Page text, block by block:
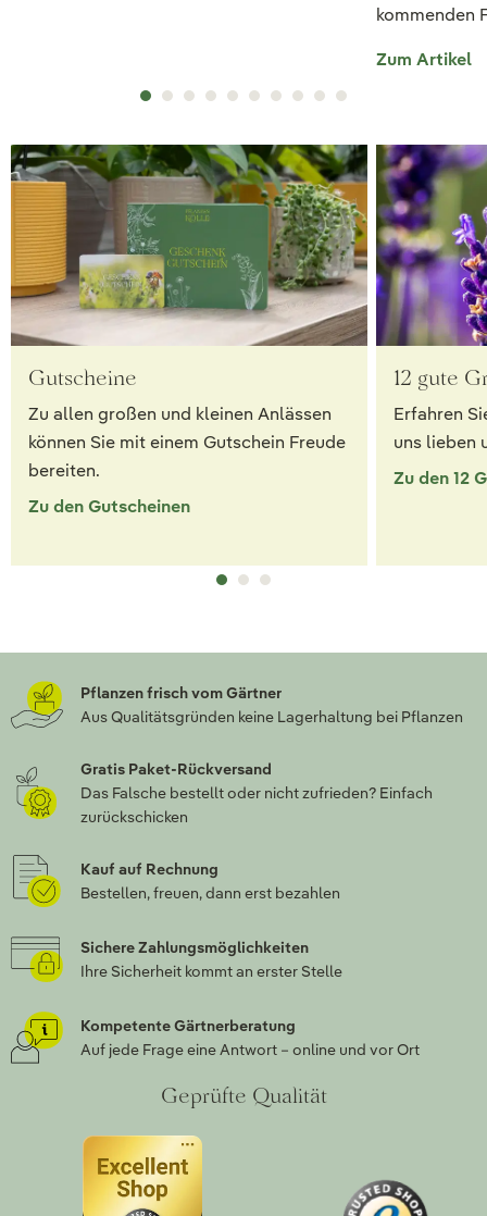
kommenden
Zum Artikel
Gutscheine
Zu allen großen und kleinen Anlässen
können Sie mit einem Gutschein Freude
bereiten.
Zu den Gutscheinen
12 gute
Erfahren
uns lieben
Zu den 12
Pflanzen frisch vom Gärtner
Aus Qualitätsgründen keine Lagerhaltung bei Pflanzen
Gratis Paket-Rückversand
Das Falsche bestellt oder nicht zufrieden? Einfach
zurückschicken
Kauf auf Rechnung
Bestellen, freuen, dann erst bezahlen
Sichere Zahlungsmöglichkeiten
Ihre Sicherheit kommt an erster Stelle
Kompetente Gärtnerberatung
Auf jede Frage eine Antwort – online und vor Ort
Geprüfte Qualität